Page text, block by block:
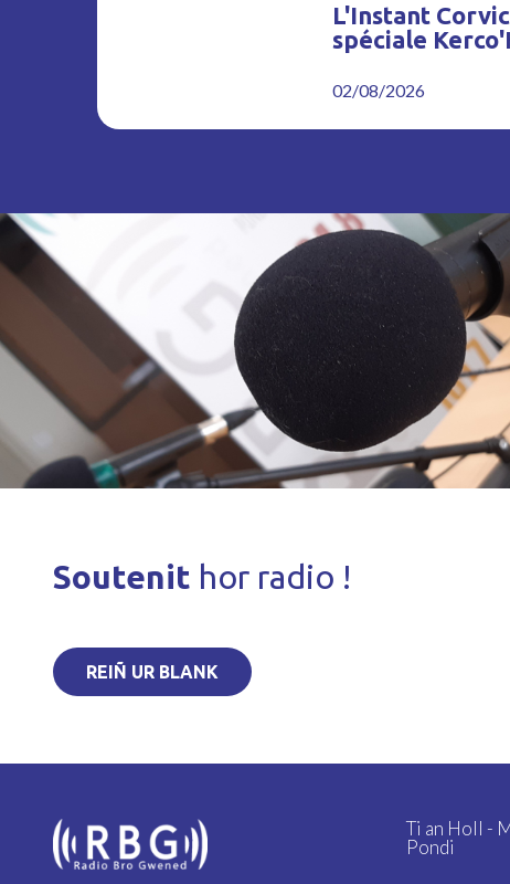
L'Instant
spéciale
02/08/2026
Soutenit hor radio !
REIÑ UR BLANK
Ti an Holl -
Pondi